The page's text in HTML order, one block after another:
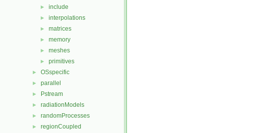
► include
► interpolations
► matrices
► memory
► meshes
► primitives
► OSspecific
► parallel
► Pstream
► radiationModels
► randomProcesses
► regionCoupled